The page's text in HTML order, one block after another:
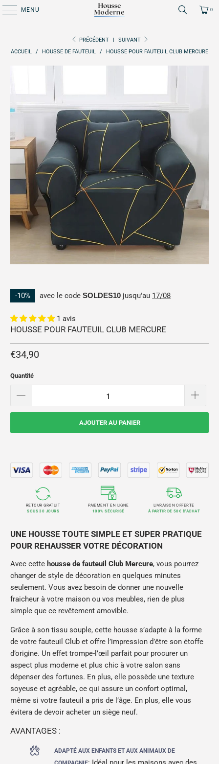
MENU 0
PRÉCÉDENT |
SUIVANT
ACCUEIL
/ HOUSSE DE FAUTEUIL / HOUSSE POUR FAUTEUIL CLUB MERCURE
-10% avec le codeSOLDES10 jusqu'au 17/08
1 avis
HOUSSE POUR FAUTEUIL CLUB MERCURE
€34,90
Quantité
AJOUTER AU PANIER
RETOUR GRATUIT
SOUS 30 JOURS
PAIEMENT EN LIGNE
100% SÉCURISÉ
LIVRAISON OFFERTE
À PARTIR DE 50€ D'ACHAT
UNE HOUSSE TOUTE SIMPLE ET SUPER PRATIQUE
POUR REHAUSSER VOTRE DÉCORATION
Avec cette housse de fauteuil Club Mercure, vous pourrez
changer de style de décoration en quelques minutes
seulement. Vous avez besoin de donner une nouvelle
fraicheur à votre maison ou vos meubles, rien de plus
simple que ce revêtement amovible.
Grâce à son tissu souple, cette housse s’adapte à la forme
de votre fauteuil Club et offre l’impression d’être son étoffe
d’origine. Un effet trompe-l’œil parfait pour procurer un
aspect plus moderne et plus chic à votre salon sans
dépenser des fortunes. En plus, elle possède une texture
soyeuse et agréable, ce qui assure un confort optimal,
même si votre fauteuil a pris de l’âge. En plus, elle vous
évitera de devoir acheter un siège neuf.
AVANTAGES :
ADAPTÉ AUX ENFANTS ET AUX ANIMAUX DE